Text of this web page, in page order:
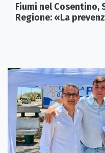
Fiumi nel Cosentino,
Regione: «La